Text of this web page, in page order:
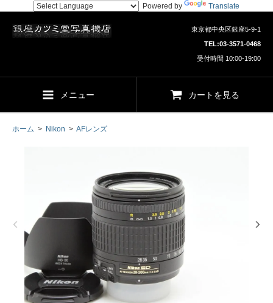
Powered by Translate
東京都中央区銀座5-9-1
TEL:03-3571-0468
受付時間 10:00-19:00
メニュー カートを見る
ホーム > Nikon > AFレンズ